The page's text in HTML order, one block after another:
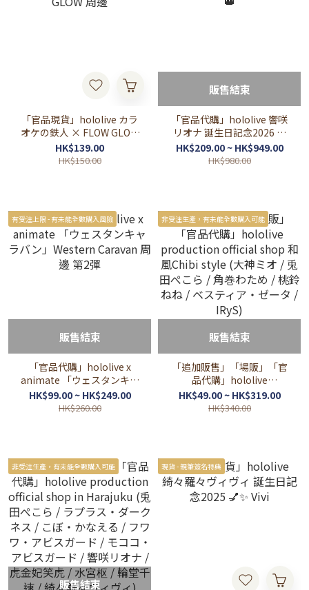
「官品現貨」hololive カラ
オケの鉄人 × FLOW GLOW
周邊
HK$139.00
HK$150.00
販售結束
「官品代購」hololive 響咲
リオナ 誕生日記念2026 🎤
👑
HK$209.00 ~ HK$949.00
HK$980.00
有受注上限 - 有未能全數購入風險
販售結束
「官品代購」hololive x
animate 「ウェスタンキャ
ラバン」Western Caravan
周邊 第2彈
HK$99.00 ~ HK$249.00
HK$260.00
非受注生產，有未能全數購入可能
販售結束
「追加販售」「場販」「官
品代購」hololive
production official shop 和
風Chibi style (大神ミオ / 兎
HK$49.00 ~ HK$319.00
HK$340.00
非受注生產，有未能全數購入可能
販售結束
現貨 - 親筆簽名特典